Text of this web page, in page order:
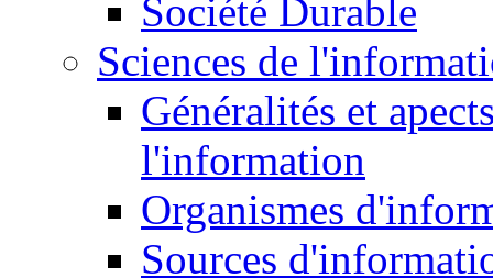
Société Durable
Sciences de
Généralités et
l'information
Organismes
Sources